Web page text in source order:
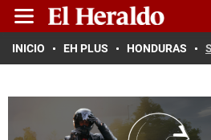
INICIO EH PLUS HONDURAS